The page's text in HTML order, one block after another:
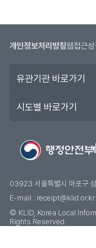
개인정보처리방침웹접근
관
도
기
03923 서울특별시 마포구
E-mail : receipt@klid.or.kr
© KLID, Korea Local
Rights Reserved.